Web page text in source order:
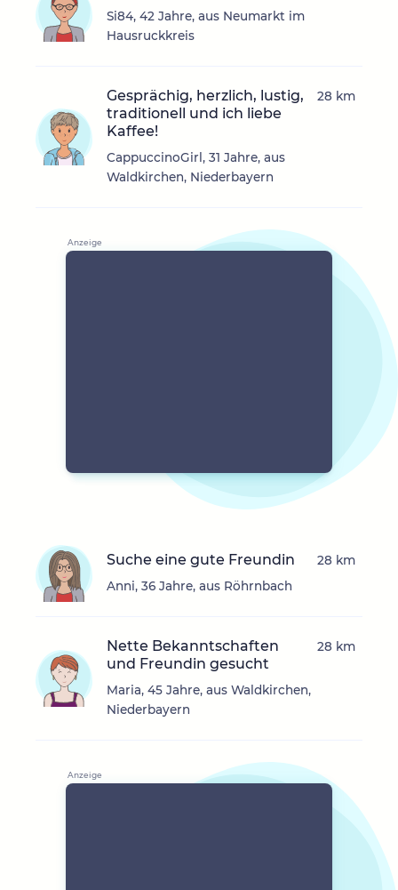
Si84, 42 Jahre, aus Neumarkt im
Hausruckkreis
Gesprächig, herzlich, lustig,
traditionell und ich liebe
Kaffee!
CappuccinoGirl, 31 Jahre, aus
Waldkirchen, Niederbayern
28 km
Suche eine gute Freundin
Anni, 36 Jahre, aus Röhrnbach
28 km
Nette Bekanntschaften
und Freundin gesucht
Maria, 45 Jahre, aus Waldkirchen,
Niederbayern
28 km